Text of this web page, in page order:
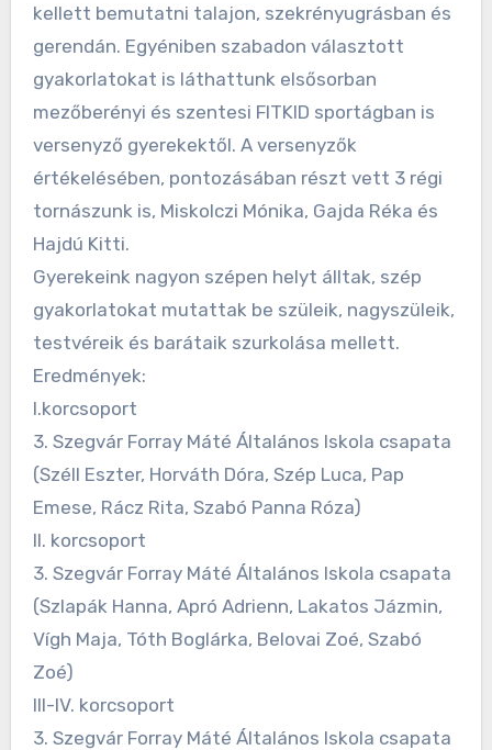
kellett bemutatni talajon, szekrényugrásban és
gerendán. Egyéniben szabadon választott
gyakorlatokat is láthattunk elsősorban
mezőberényi és szentesi FITKID sportágban is
versenyző gyerekektől. A versenyzők
értékelésében, pontozásában részt vett 3 régi
tornászunk is, Miskolczi Mónika, Gajda Réka és
Hajdú Kitti.
Gyerekeink nagyon szépen helyt álltak, szép
gyakorlatokat mutattak be szüleik, nagyszüleik,
testvéreik és barátaik szurkolása mellett.
Eredmények:
I.korcsoport
3. Szegvár Forray Máté Általános Iskola csapata
(Széll Eszter, Horváth Dóra, Szép Luca, Pap
Emese, Rácz Rita, Szabó Panna Róza)
II. korcsoport
3. Szegvár Forray Máté Általános Iskola csapata
(Szlapák Hanna, Apró Adrienn, Lakatos Jázmin,
Vígh Maja, Tóth Boglárka, Belovai Zoé, Szabó
Zoé)
III-IV. korcsoport
3. Szegvár Forray Máté Általános Iskola csapata